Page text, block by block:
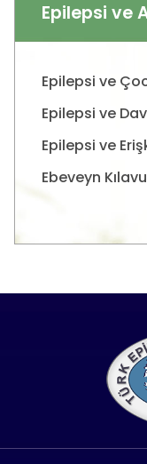
Epilepsi ve
Epilepsi ve
Epilepsi ve
Epilepsi ve
Ebeveyn